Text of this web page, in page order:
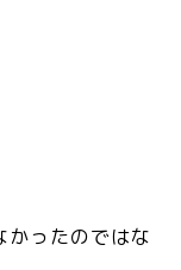
かったのではな